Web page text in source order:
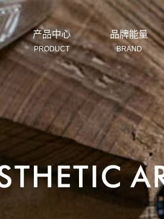
产品中心
PRODUCT
湖州纯实木地板
湖州纯实木奢华大板
湖州实木复合地板
湖州强化地板系列
品牌能量
BRAND